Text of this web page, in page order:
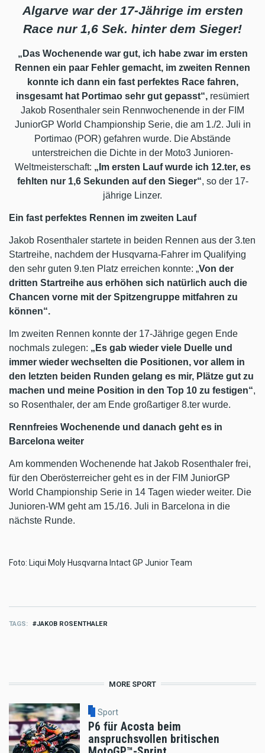
Algarve war der 17-Jährige im ersten
Race nur 1,6 Sek. hinter dem Sieger!
„Das Wochenende war gut, ich habe zwar im ersten
Rennen ein paar Fehler gemacht, im zweiten Rennen
konnte ich dann ein fast perfektes Race fahren,
insgesamt hat Portimao sehr gut gepasst“, resümiert
Jakob Rosenthaler sein Rennwochenende in der FIM
JuniorGP World Championship Serie, die am 1./2. Juli in
Portimao (POR) gefahren wurde. Die Abstände
unterstreichen die Dichte in der Moto3 Junioren-
Weltmeisterschaft: „Im ersten Lauf wurde ich 12.ter, es
fehlten nur 1,6 Sekunden auf den Sieger“, so der 17-
jährige Linzer.
Ein fast perfektes Rennen im zweiten Lauf
Jakob Rosenthaler startete in beiden Rennen aus der 3.ten
Startreihe, nachdem der Husqvarna-Fahrer im Qualifying
den sehr guten 9.ten Platz erreichen konnte: „Von der
dritten Startreihe aus erhöhen sich natürlich auch die
Chancen vorne mit der Spitzengruppe mitfahren zu
können“.
Im zweiten Rennen konnte der 17-Jährige gegen Ende
nochmals zulegen: „Es gab wieder viele Duelle und
immer wieder wechselten die Positionen, vor allem in
den letzten beiden Runden gelang es mir, Plätze gut zu
machen und meine Position in den Top 10 zu festigen“,
so Rosenthaler, der am Ende großartiger 8.ter wurde.
Rennfreies Wochenende und danach geht es in
Barcelona weiter
Am kommenden Wochenende hat Jakob Rosenthaler frei,
für den Oberösterreicher geht es in der FIM JuniorGP
World Championship Serie in 14 Tagen wieder weiter. Die
Junioren-WM geht am 15./16. Juli in Barcelona in die
nächste Runde.
Foto: Liqui Moly Husqvarna Intact GP Junior Team
TAGS JAKOB ROSENTHALER
MORE SPORT
Sport
P6 für Acosta beim
anspruchsvollen britischen